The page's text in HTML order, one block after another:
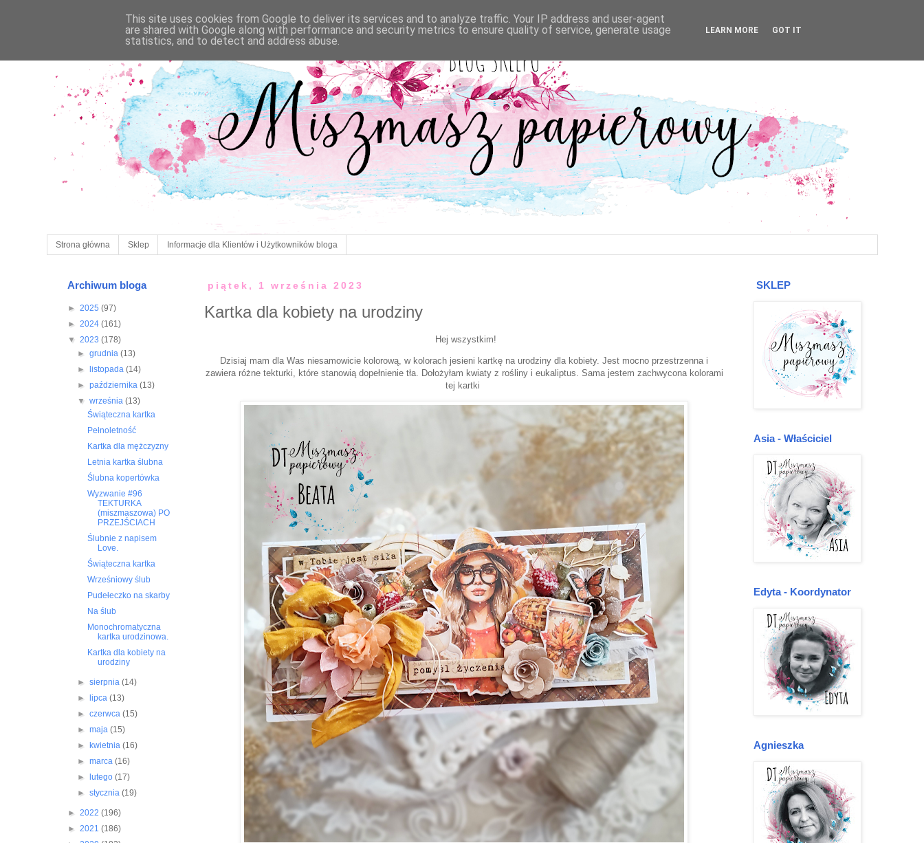
Strona główna Sklep Informacje dla Klientów i Użytkowników bloga
piątek, 1 września 2023
Kartka dla kobiety na urodziny
Hej wszystkim!
Dzisiaj mam dla Was niesamowicie kolorową, w kolorach jesieni kartkę na urodziny dla kobiety. Jest mocno przestrzenna i
zawiera różne tekturki, które stanowią dopełnienie tła. Dołożyłam kwiaty z rośliny i eukaliptus. Sama jestem zachwycona kolorami
tej kartki
Archiwum bloga
► 2025 (97)
► 2024 (161)
▼ 2023 (178)
► grudnia (13)
►
listopada (14)
► października (13)
▼ września (13)
Świąteczna kartka
Pełnoletność
Kartka dla mężczyzny
Letnia kartka ślubna
Ślubna kopertówka
Wyzwanie #96
TEKTURKA
(miszmaszowa) PO
PRZEJŚCIACH
Ślubnie z napisem
Love.
Świąteczna kartka
Wrześniowy ślub
Pudełeczko na skarby
Na ślub
Monochromatyczna
kartka urodzinowa.
Kartka dla kobiety na
urodziny
► sierpnia (14)
►
lipca (13)
► czerwca (15)
► maja (15)
►
kwietnia (16)
► marca (16)
►
lutego (17)
► stycznia (19)
► 2022 (196)
► 2021 (186)
SKLEP
Asia - Właściciel
Edyta - Koordynator
Agnieszka
This site uses cookies from Google to deliver its services and to analyze traffic. Your IP address and user-agent
are shared with Google along with performance and security metrics to ensure quality of service, generate usage
statistics, and to detect and address abuse.
LEARN MORE GOT IT